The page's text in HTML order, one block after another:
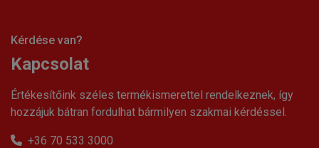
Kérdése van?
Kapcsolat
Értékesítőink széles termékismerettel rendelkeznek, így
hozzájuk bátran fordulhat bármilyen szakmai kérdéssel.
+36 70 533 3000